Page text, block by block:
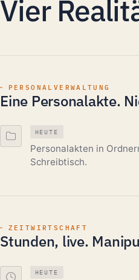
Vier
PERSONALVERWALTUNG
Eine Personalakte.
HEUTE
Personalakten in
Schreibtisch.
ZEITWIRTSCHAFT
Stunden, live.
HEUTE